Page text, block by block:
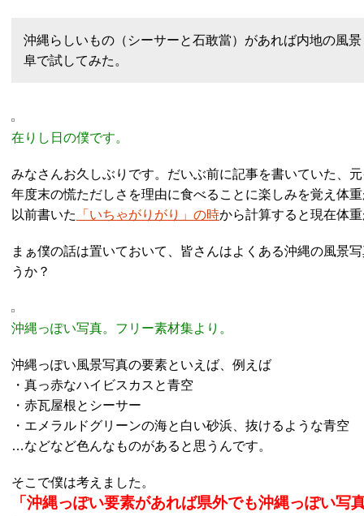
沖縄らしいもの（シーサーと石敢當）があれば内地の風
阜で試してみた。
在りし日の僕です。
みなさんお久しぶりです。だいぶ前に記事を書いていた、
年度末の慌ただしさを理由に食べることに楽しみを覚え体重
以前書いた
「いちゃがりがり」の時から計算すると現在体
まぁ僕の話は置いておいて、皆さんはよくある沖縄の風景
うか？
沖縄っぽい写真。フリー素材集より。
沖縄っぽい風景写真の要素といえば、例えば
・真っ赤なハイビスカスと青空
・赤瓦屋根とシーサー
・エメラルドグリーンの海と白い砂浜、抜けるような青空
…などなど色んなものがあると思うんです。
そこで僕は考えました。
「沖縄っぽい要素があれば県外でも沖縄っぽい写